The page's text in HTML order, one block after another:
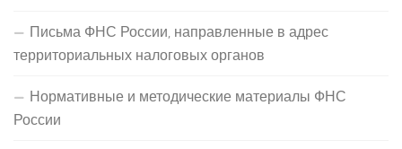
Письма ФНС России, направленные в адрес
территориальных налоговых органов
Нормативные и методические материалы ФНС
России